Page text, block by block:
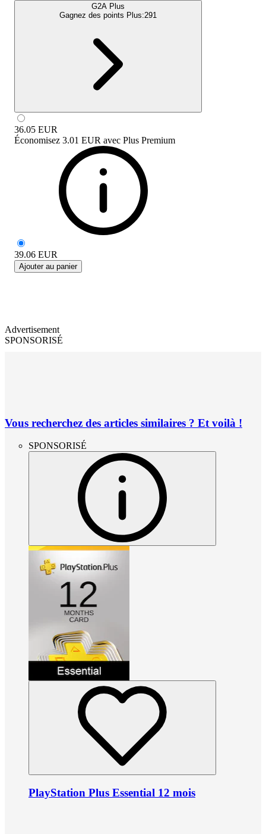
G2A Plus
Gagnez des points Plus:291
36.05 EUR
Économisez 3.01 EUR avec Plus Premium
39.06 EUR
Ajouter au panier
Advertisement
SPONSORISÉ
Vous recherchez des articles similaires ? Et voilà !
SPONSORISÉ
PlayStation Plus Essential 12 mois